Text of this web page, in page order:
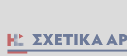
ΣΧΕΤΙΚΆ